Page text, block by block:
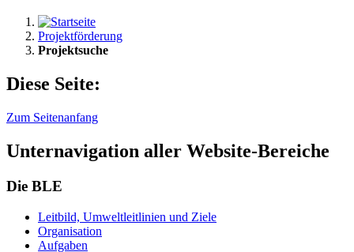
Projektförderung
Projektsuche
Diese Seite:
Zum Seitenanfang
Unternavigation aller Website-Bereiche
Die BLE
Leit­bild, Um­welt­leit­li­ni­en und Zie­le
Or­ga­ni­sa­ti­on
Auf­ga­ben